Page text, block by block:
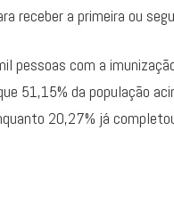
receber a primeira ou
pessoas com a
51,15% da população
20,27% já